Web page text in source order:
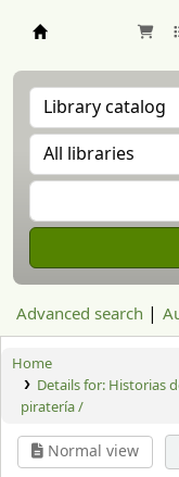
Advanced search
Home
Details for: Historias
piratería /
Normal view